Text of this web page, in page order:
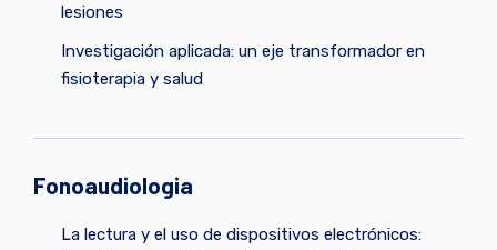
lesiones
Investigación aplicada: un eje transformador en
fisioterapia y salud
Fonoaudiologia
La lectura y el uso de dispositivos electrónicos: